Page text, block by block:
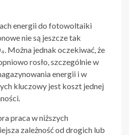
energii do fotowoltaiki
nie są jeszcze tak
Można jednak oczekiwać, że
rosło, szczególnie w
energii i w
kluczowy jest koszt jednej
praca w niższych
zależność od drogich lub